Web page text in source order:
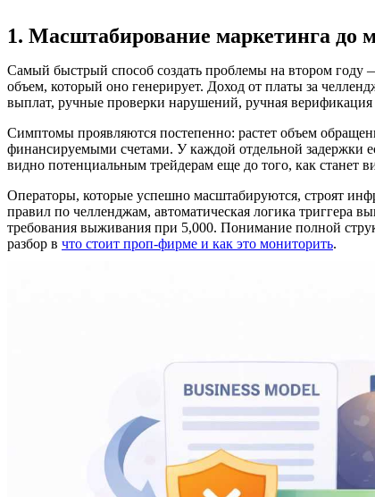
1. Масштабирование маркетинга до
Самый быстрый способ создать проблемы на втором году
объем, который оно генерирует. Доход от платы за
выплат, ручные проверки нарушений, ручная
Симптомы проявляются постепенно: растет объем
финансируемыми счетами. У каждой отдельной задержки
видно потенциальным трейдерам еще до того, как станет
Операторы, которые успешно масштабируются, строят
правил по челленджам, автоматическая логика триггера
требования выживания при 5,000. Понимание полной
разбор в что стоит проп-фирме и как это мониторить.